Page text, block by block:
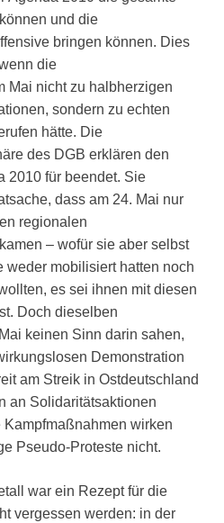
und die
bringen können. Dies
die
Mai nicht zu halbherzigen
sondern zu echten
hätte. Die
des DGB erklären den
2010 für beendet. Sie
dass am 24. Mai nur
regionalen
– wofür sie aber selbst
weder mobilisiert hatten noch
es sei ihnen mit diesen
Doch dieselben
keinen Sinn darin sahen,
Demonstration
am Streik in Ostdeutschland
an Solidaritätsaktionen
wirken
Pseudo-Proteste nicht.
war ein Rezept für die
vergessen werden: in der